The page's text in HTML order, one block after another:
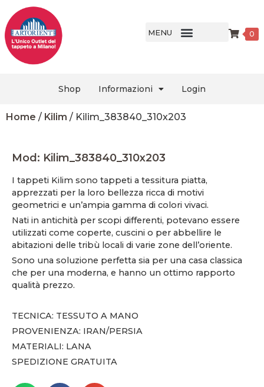
MENU 0
Shop Informazioni Login
Home / Kilim / Kilim_383840_310x203
Mod: Kilim_383840_310x203
I tappeti Kilim sono tappeti a tessitura piatta,
apprezzati per la loro bellezza ricca di motivi
geometrici e un’ampia gamma di colori vivaci.
Nati in antichità per scopi differenti, potevano essere
utilizzati come coperte, cuscini o per abbellire le
abitazioni delle tribù locali di varie zone dell’oriente.
Sono una soluzione perfetta sia per una casa classica
che per una moderna, e hanno un ottimo rapporto
qualità prezzo.
TECNICA: TESSUTO A MANO
PROVENIENZA: IRAN/PERSIA
MATERIALI: LANA
SPEDIZIONE GRATUITA